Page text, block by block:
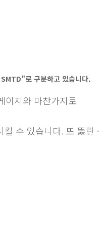
로 구분하고 있습니다.
이지와 마찬가지로
수 있습니다. 또 뚫린 ·